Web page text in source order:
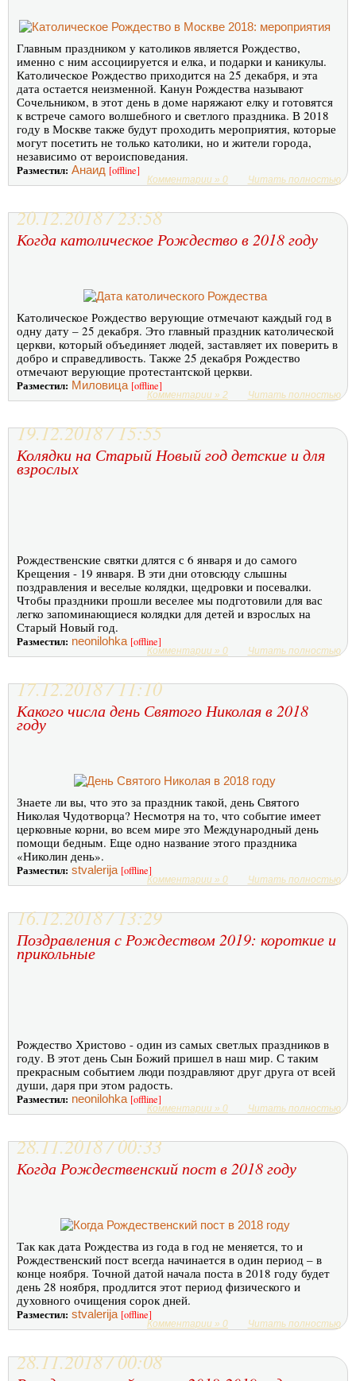
Главным праздником у католиков является Рождество,
именно с ним ассоциируется и елка, и подарки и каникулы.
Католическое Рождество приходится на 25 декабря, и эта
дата остается неизменной. Канун Рождества называют
Сочельником, в этот день в доме наряжают елку и готовятся
к встрече самого волшебного и светлого праздника. В 2018
году в Москве также будут проходить мероприятия, которые
могут посетить не только католики, но и жители города,
независимо от вероисповедания.
Разместил: Анаид [offline]
Комментарии » 0 Читать полностью
20.12.2018 / 23:58
Когда католическое Рождество в 2018 году
Католическое Рождество верующие отмечают каждый год в
одну дату – 25 декабря. Это главный праздник католической
церкви, который объединяет людей, заставляет их поверить в
добро и справедливость. Также 25 декабря Рождество
отмечают верующие протестантской церкви.
Разместил: Миловица [offline]
Комментарии » 2 Читать полностью
19.12.2018 / 15:55
Колядки на Старый Новый год детские и для
взрослых
Рождественские святки длятся с 6 января и до самого
Крещения - 19 января. В эти дни отовсюду слышны
поздравления и веселые колядки, щедровки и посевалки.
Чтобы праздники прошли веселее мы подготовили для вас
легко запоминающиеся колядки для детей и взрослых на
Старый Новый год.
Разместил: neonilohka [offline]
Комментарии » 0 Читать полностью
17.12.2018 / 11:10
Какого числа день Святого Николая в 2018
году
Знаете ли вы, что это за праздник такой, день Святого
Николая Чудотворца? Несмотря на то, что событие имеет
церковные корни, во всем мире это Международный день
помощи бедным. Еще одно название этого праздника
«Николин день».
Разместил: stvalerija [offline]
Комментарии » 0 Читать полностью
16.12.2018 / 13:29
Поздравления с Рождеством 2019: короткие и
прикольные
Рождество Христово - один из самых светлых праздников в
году. В этот день Сын Божий пришел в наш мир. С таким
прекрасным событием люди поздравляют друг друга от всей
души, даря при этом радость.
Разместил: neonilohka [offline]
Комментарии » 0 Читать полностью
28.11.2018 / 00:33
Когда Рождественский пост в 2018 году
Так как дата Рождества из года в год не меняется, то и
Рождественский пост всегда начинается в один период – в
конце ноября. Точной датой начала поста в 2018 году будет
день 28 ноября, продлится этот период физического и
духовного очищения сорок дней.
Разместил: stvalerija [offline]
Комментарии » 0 Читать полностью
28.11.2018 / 00:08